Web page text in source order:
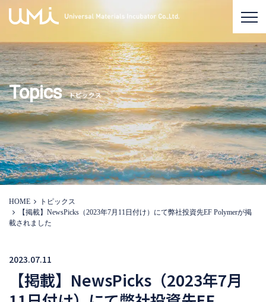
Topics トピックス
HOME
トピックス
【掲載】NewsPicks（2023年7月11日付け）にて弊社投資先EF Polymerが掲
載されました
2023.07.11
【掲載】NewsPicks（2023年7月